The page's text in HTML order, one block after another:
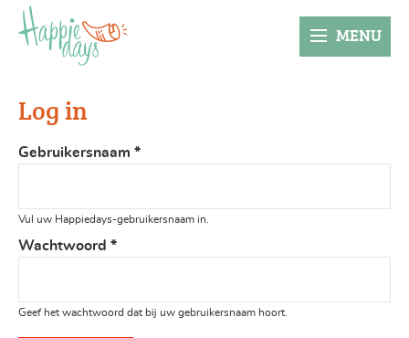
MENU
Log in
Gebruikersnaam *
Vul uw Happiedays-gebruikersnaam in.
Wachtwoord *
Geef het wachtwoord dat bij uw gebruikersnaam hoort.